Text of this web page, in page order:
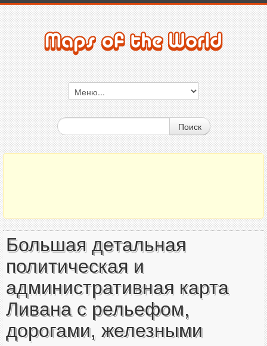
Поиск
Большая детальная
политическая и
административная карта
Ливана с рельефом,
дорогами, железными